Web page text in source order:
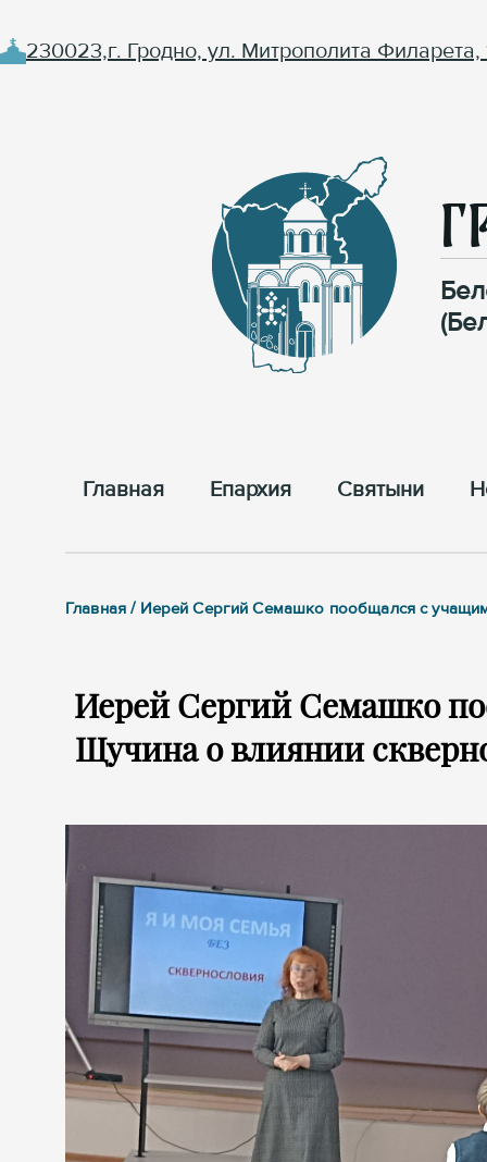
230023,г. Гродно, ул. Митрополита Филарета,
Главная Епархия Cвятыни
Главная / Иерей Сергий Семашко пообщался с
Иерей Сергий Семашко
Щучина о влиянии